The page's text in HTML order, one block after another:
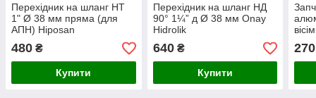
Перехідник на шланг НТ
1" Ø 38 мм пряма (для
АПН) Hiposan
480 ₴
Купити
Перехідник на шланг НД
90° 1¼” д Ø 38 мм Onay
Hidrolik
640₴
Купити
270